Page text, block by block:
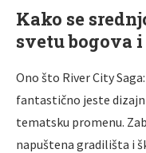
Kako se
svetu bogova
Ono što River City
fantastično jeste
tematsku promenu.
napuštena gradilišta i